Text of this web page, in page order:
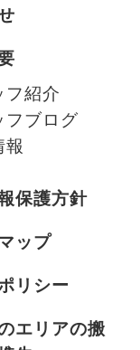
フ紹介
フブログ
報
保護方針
ップ
リシー
エリアの搬